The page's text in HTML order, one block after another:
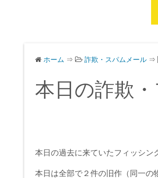
ホーム ⇒ 詐欺・スパムメール ⇒
本日の詐欺
本日の過去に来ていたフィッシン
本日は全部で２件の旧作（同一の